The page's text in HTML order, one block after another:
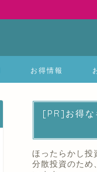
お得情報
[PR]お得な
ほったらかし投
分散投資のため